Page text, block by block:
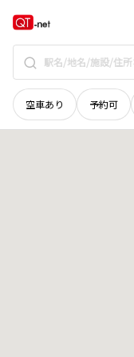
空車あり 予約可
宮城県